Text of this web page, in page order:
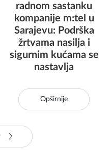
radnom sastanku
kompanije m:tel u
Sarajevu: Podrška
žrtvama nasilja i
sigurnim kućama se
nastavlja
Opširnije